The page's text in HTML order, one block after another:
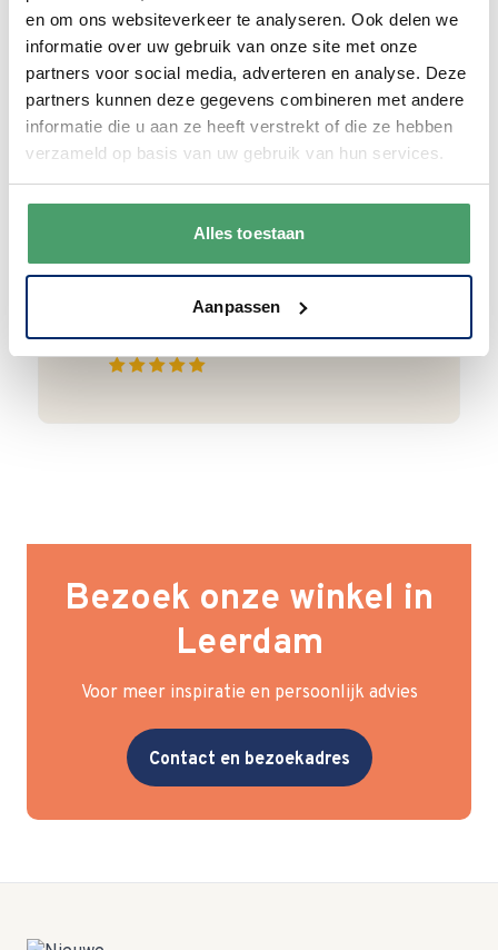
en om ons websiteverkeer te analyseren. Ook delen we
informatie over uw gebruik van onze site met onze
partners voor social media, adverteren en analyse. Deze
partners kunnen deze gegevens combineren met andere
informatie die u aan ze heeft verstrekt of die ze hebben
verzameld op basis van uw gebruik van hun services.
Alles toestaan
Aanpassen
Goede waardering
We krijgen een goede waardering van Onze
Bezoek onze winkel in
Leerdam
Voor meer inspiratie en persoonlijk advies
Contact en bezoekadres